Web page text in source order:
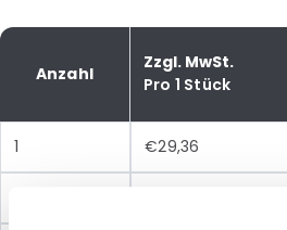
Anzahl
Zzgl. MwSt.
Pro 1 Stück
1 €29,36